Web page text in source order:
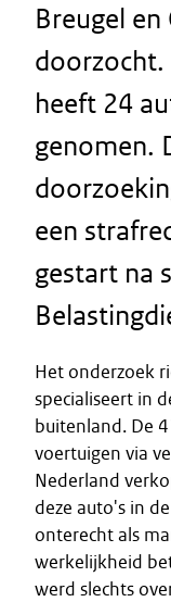
Breugel en
doorzocht.
heeft 24
genomen.
een
gestart na
Het onderzoek
specialiseert in
buitenland. De
voertuigen via
Nederland
deze auto's in
onterecht als
werkelijkheid
werd slechts